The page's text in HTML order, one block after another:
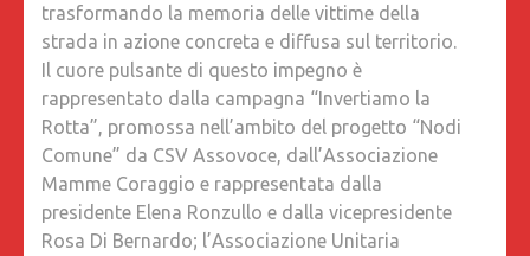
trasformando la memoria delle vittime della
strada in azione concreta e diffusa sul territorio.
Il cuore pulsante di questo impegno è
rappresentato dalla campagna “Invertiamo la
Rotta”, promossa nell’ambito del progetto “Nodi
Comune” da CSV Assovoce, dall’Associazione
Mamme Coraggio e rappresentata dalla
presidente Elena Ronzullo e dalla vicepresidente
Rosa Di Bernardo; l’Associazione Unitaria